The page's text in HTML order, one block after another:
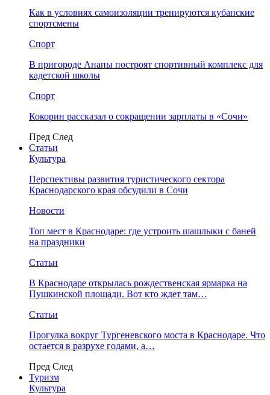
Как в условиях самоизоляции тренируются кубанские
спортсмены
Спорт
В пригороде Анапы построят спортивный комплекс для
кадетской школы
Спорт
Кокорин рассказал о сокращении зарплаты в «Сочи»
Пред След
Статьи
Культура
Перспективы развития туристического сектора
Краснодарского края обсудили в Сочи
Новости
Топ мест в Краснодаре: где устроить шашлыки с баней
на праздники
Статьи
В Краснодаре открылась рождественская ярмарка на
Пушкинской площади. Вот кто ждет там…
Статьи
Прогулка вокруг Тургеневского моста в Краснодаре. Что
остается в разрухе годами, а…
Пред След
Туризм
Культура